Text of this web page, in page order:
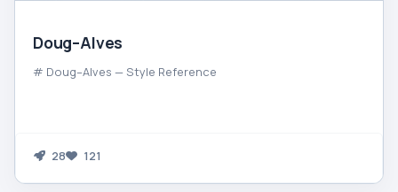
Doug–Alves
# Doug–Alves — Style Reference
28 121